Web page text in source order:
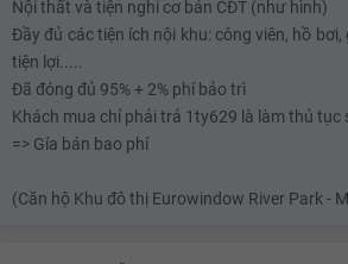
Nội thất và tiện nghi cơ bản CĐT (như hình)
Đầy đủ các tiện ích nội khu: công viên, hồ
tiện lợi.....
Đã đóng đủ 95% + 2% phí bảo trì
Khách mua chỉ phải trả 1ty629 là làm thủ tục
=> Gía bán bao phí
(Căn hộ Khu đô thị Eurowindow River Park -